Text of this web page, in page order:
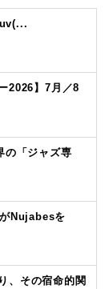
2026】7月／8
の「ジャズ専
Nujabesを
、その宿命的関